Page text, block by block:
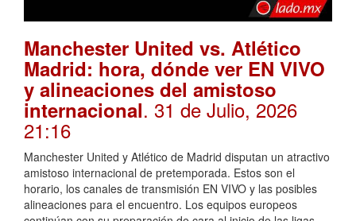
Manchester United vs. Atlético
Madrid: hora, dónde ver EN VIVO
y alineaciones del amistoso
internacional. 31 de Julio, 2026
21:16
Manchester United y Atlético de Madrid disputan un atractivo
amistoso internacional de pretemporada. Estos son el
horario, los canales de transmisión EN VIVO y las posibles
alineaciones para el encuentro. Los equipos europeos